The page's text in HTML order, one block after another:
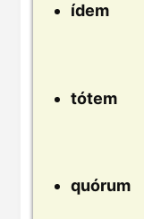
ídem
tótem
quórum